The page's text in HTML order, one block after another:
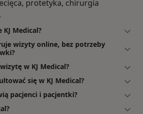
protetyka, chirurgia
KJ Medical?
wizyty online, bez potrzeby
w KJ Medical?
się w KJ Medical?
pacjenci i pacjentki?